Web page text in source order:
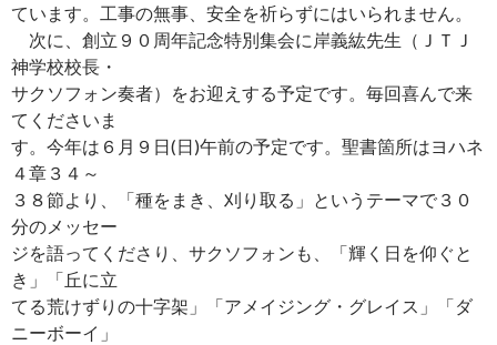
ています。工事の無事、安全を祈らずにはいられません。
次に、創立９０周年記念特別集会に岸義紘先生（ＪＴＪ
神学校校長・
サクソフォン奏者）をお迎えする予定です。毎回喜んで来
てくださいま
す。今年は６月９日(日)午前の予定です。聖書箇所はヨハネ
４章３４～
３８節より、「種をまき、刈り取る」というテーマで３０
分のメッセー
ジを語ってくださり、サクソフォンも、「輝く日を仰ぐと
き」「丘に立
てる荒けずりの十字架」「アメイジング・グレイス」「ダ
ニーボーイ」